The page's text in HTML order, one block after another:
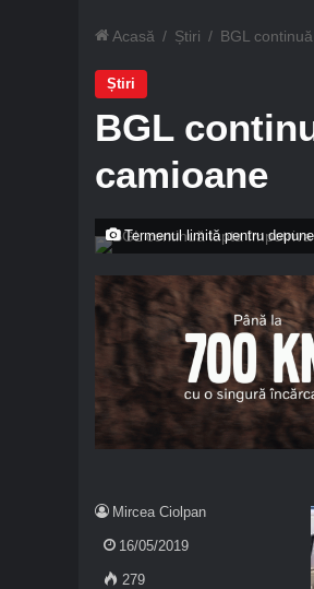
Acasă / Știri / BGL
Știri
BGL
camioane
Termenul limită pentru
Mircea Ciolpan
16/05/2019
279